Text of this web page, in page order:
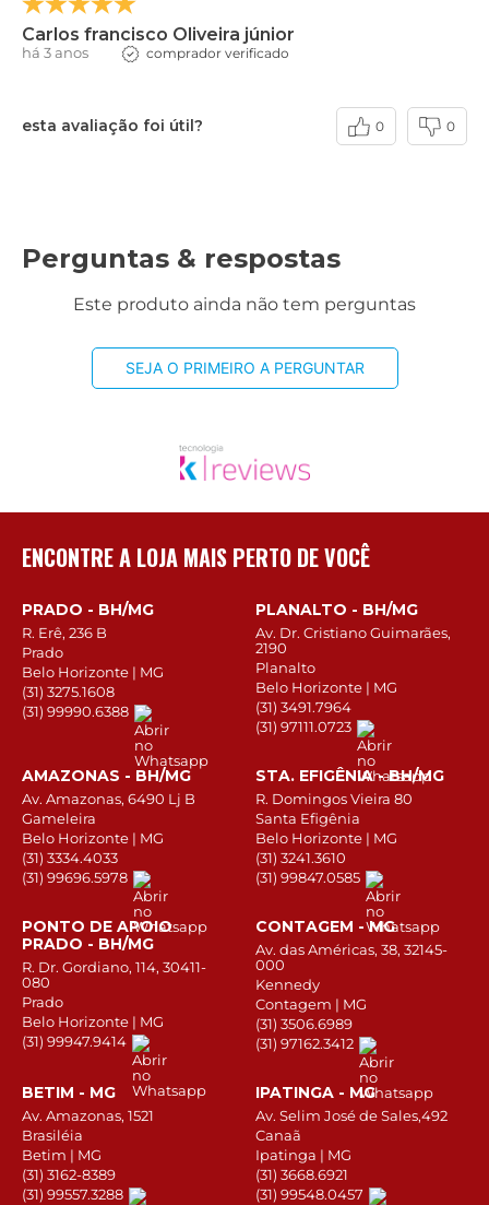
Carlos francisco Oliveira júnior
há 3 anos comprador verificado
esta avaliação foi útil? 0 0
Perguntas & respostas
Este produto ainda não tem perguntas
SEJA O PRIMEIRO A PERGUNTAR
ENCONTRE A LOJA MAIS PERTO DE VOCÊ
PRADO - BH/MG
R. Erê, 236 B
Prado
Belo Horizonte | MG
(31) 3275.1608
(31) 99990.6388
PLANALTO - BH/MG
Av. Dr. Cristiano Guimarães,
2190
Planalto
Belo Horizonte | MG
(31) 3491.7964
(31) 97111.0723
AMAZONAS - BH/MG
Av. Amazonas, 6490 Lj B
Gameleira
Belo Horizonte | MG
(31) 3334.4033
(31) 99696.5978
STA. EFIGÊNIA - BH/MG
R. Domingos Vieira 80
Santa Efigênia
Belo Horizonte | MG
(31) 3241.3610
(31) 99847.0585
PONTO DE APOIO
PRADO - BH/MG
R. Dr. Gordiano, 114, 30411-
080
Prado
Belo Horizonte | MG
(31) 99947.9414
CONTAGEM - MG
Av. das Américas, 38, 32145-
000
Kennedy
Contagem | MG
(31) 3506.6989
(31) 97162.3412
BETIM - MG
Av. Amazonas, 1521
Brasiléia
Betim | MG
(31) 3162-8389
(31) 99557.3288
IPATINGA - MG
Av. Selim José de Sales,492
Canaã
Ipatinga | MG
(31) 3668.6921
(31) 99548.0457